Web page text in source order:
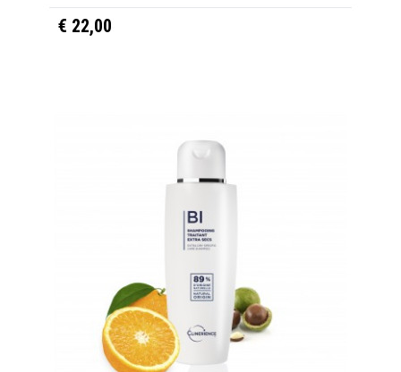
€ 22,00